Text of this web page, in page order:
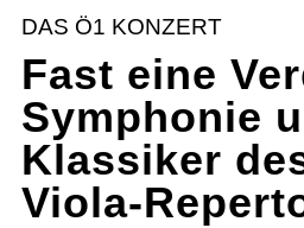
DAS Ö1 KONZERT
Fast eine
Symphonie
Klassiker
Viola-